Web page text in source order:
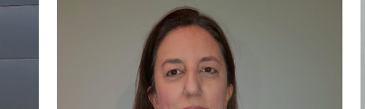
Con más de 20 años de experiencia